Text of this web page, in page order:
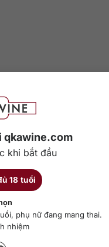
qkawine.com
khi bắt đầu
18 tuổi
phụ nữ đang mang thai.
nhiệm